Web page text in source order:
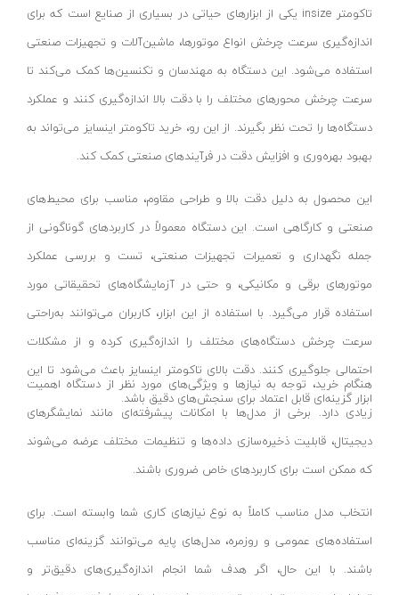
سشوار صنعتی
قیچی برقی
پیستوله برقی
دستگاه مته تیز کنی
مینی فرز دسته بلند
مکنده نجاری
شارژر باتری
کف پاش و مایع پاش
رطوبت گیر و روغن گیر
تستر باتری
رابط دریل
نازل سشوار
المنت سشوار
پروفیل بر نووا
پروفیل بر کنزاکس
اره درخت بر
سرشاخه زن
لاین-Line
پارس اروند-Pars Arvand
نفیس نور-Nafis Noor
دونا لایت-Dona light
رویان نور-Royan noor
مدیا-Media
پارس لومن-Pars Loman
اپتونیکا-Optonica
آریا نور-aria noor
کوکن-KUKEN
گارنیل-GARNAIL
تولیکس-TOOLIX
استنلی-STANLEY
شهر برق-Shahrebargh
جی سی پی-JCP
اسپاد-SPAD
جی اچ سی-JHC
بوجار-BOOJAR
آپشن-option
تاکومتر insize یکی از ابزارهای حیاتی در بسیاری از صنایع است که برای
اندازه‌گیری سرعت چرخش انواع موتور‌ها، ماشین‌آلات و تجهیزات صنعتی
استفاده می‌شود. این دستگاه به مهندسان و تکنسین‌ها کمک می‌کند تا
سرعت چرخش محورهای مختلف را با دقت بالا اندازه‌گیری کنند و عملکرد
دستگاه‌ها را تحت نظر بگیرند. از این رو، خرید تاکومتر اینسایز می‌تواند به
بهبود بهره‌وری و افزایش دقت در فرآیندهای صنعتی کمک کند.
این محصول به دلیل دقت بالا و طراحی مقاوم، مناسب برای محیط‌های
صنعتی و کارگاهی است. این دستگاه معمولاً در کاربردهای گوناگونی از
جمله نگهداری و تعمیرات تجهیزات صنعتی، تست و بررسی عملکرد
موتورهای برقی و مکانیکی، و حتی در آزمایشگاه‌های تحقیقاتی مورد
استفاده قرار می‌گیرد. با استفاده از این ابزار، کاربران می‌توانند به‌راحتی
سرعت چرخش دستگاه‌های مختلف را اندازه‌گیری کرده و از مشکلات
احتمالی جلوگیری کنند. دقت بالای تاکومتر اینسایز باعث می‌شود تا این
ابزار گزینه‌ای قابل اعتماد برای سنجش‌های دقیق باشد.
هنگام خرید، توجه به نیازها و ویژگی‌های مورد نظر از دستگاه اهمیت
زیادی دارد. برخی از مدل‌ها با امکانات پیشرفته‌ای مانند نمایشگرهای
دیجیتال، قابلیت ذخیره‌سازی داده‌ها و تنظیمات مختلف عرضه می‌شوند
که ممکن است برای کاربردهای خاص ضروری باشند.
انتخاب مدل مناسب کاملاً به نوع نیازهای کاری شما وابسته است. برای
استفاده‌های عمومی و روزمره، مدل‌های پایه می‌توانند گزینه‌ای مناسب
باشند. با این حال، اگر هدف شما انجام اندازه‌گیری‌های دقیق‌تر و